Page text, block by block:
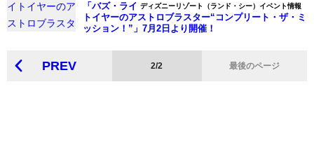
ディズニーリゾート（ランド・シー）イベント情報
「バズ・ライ
トイヤーのアストロブラスター“コンプリート・ザ・ミ
ッション！”」7月2日より開催！
PREV 2/2 最後のページ